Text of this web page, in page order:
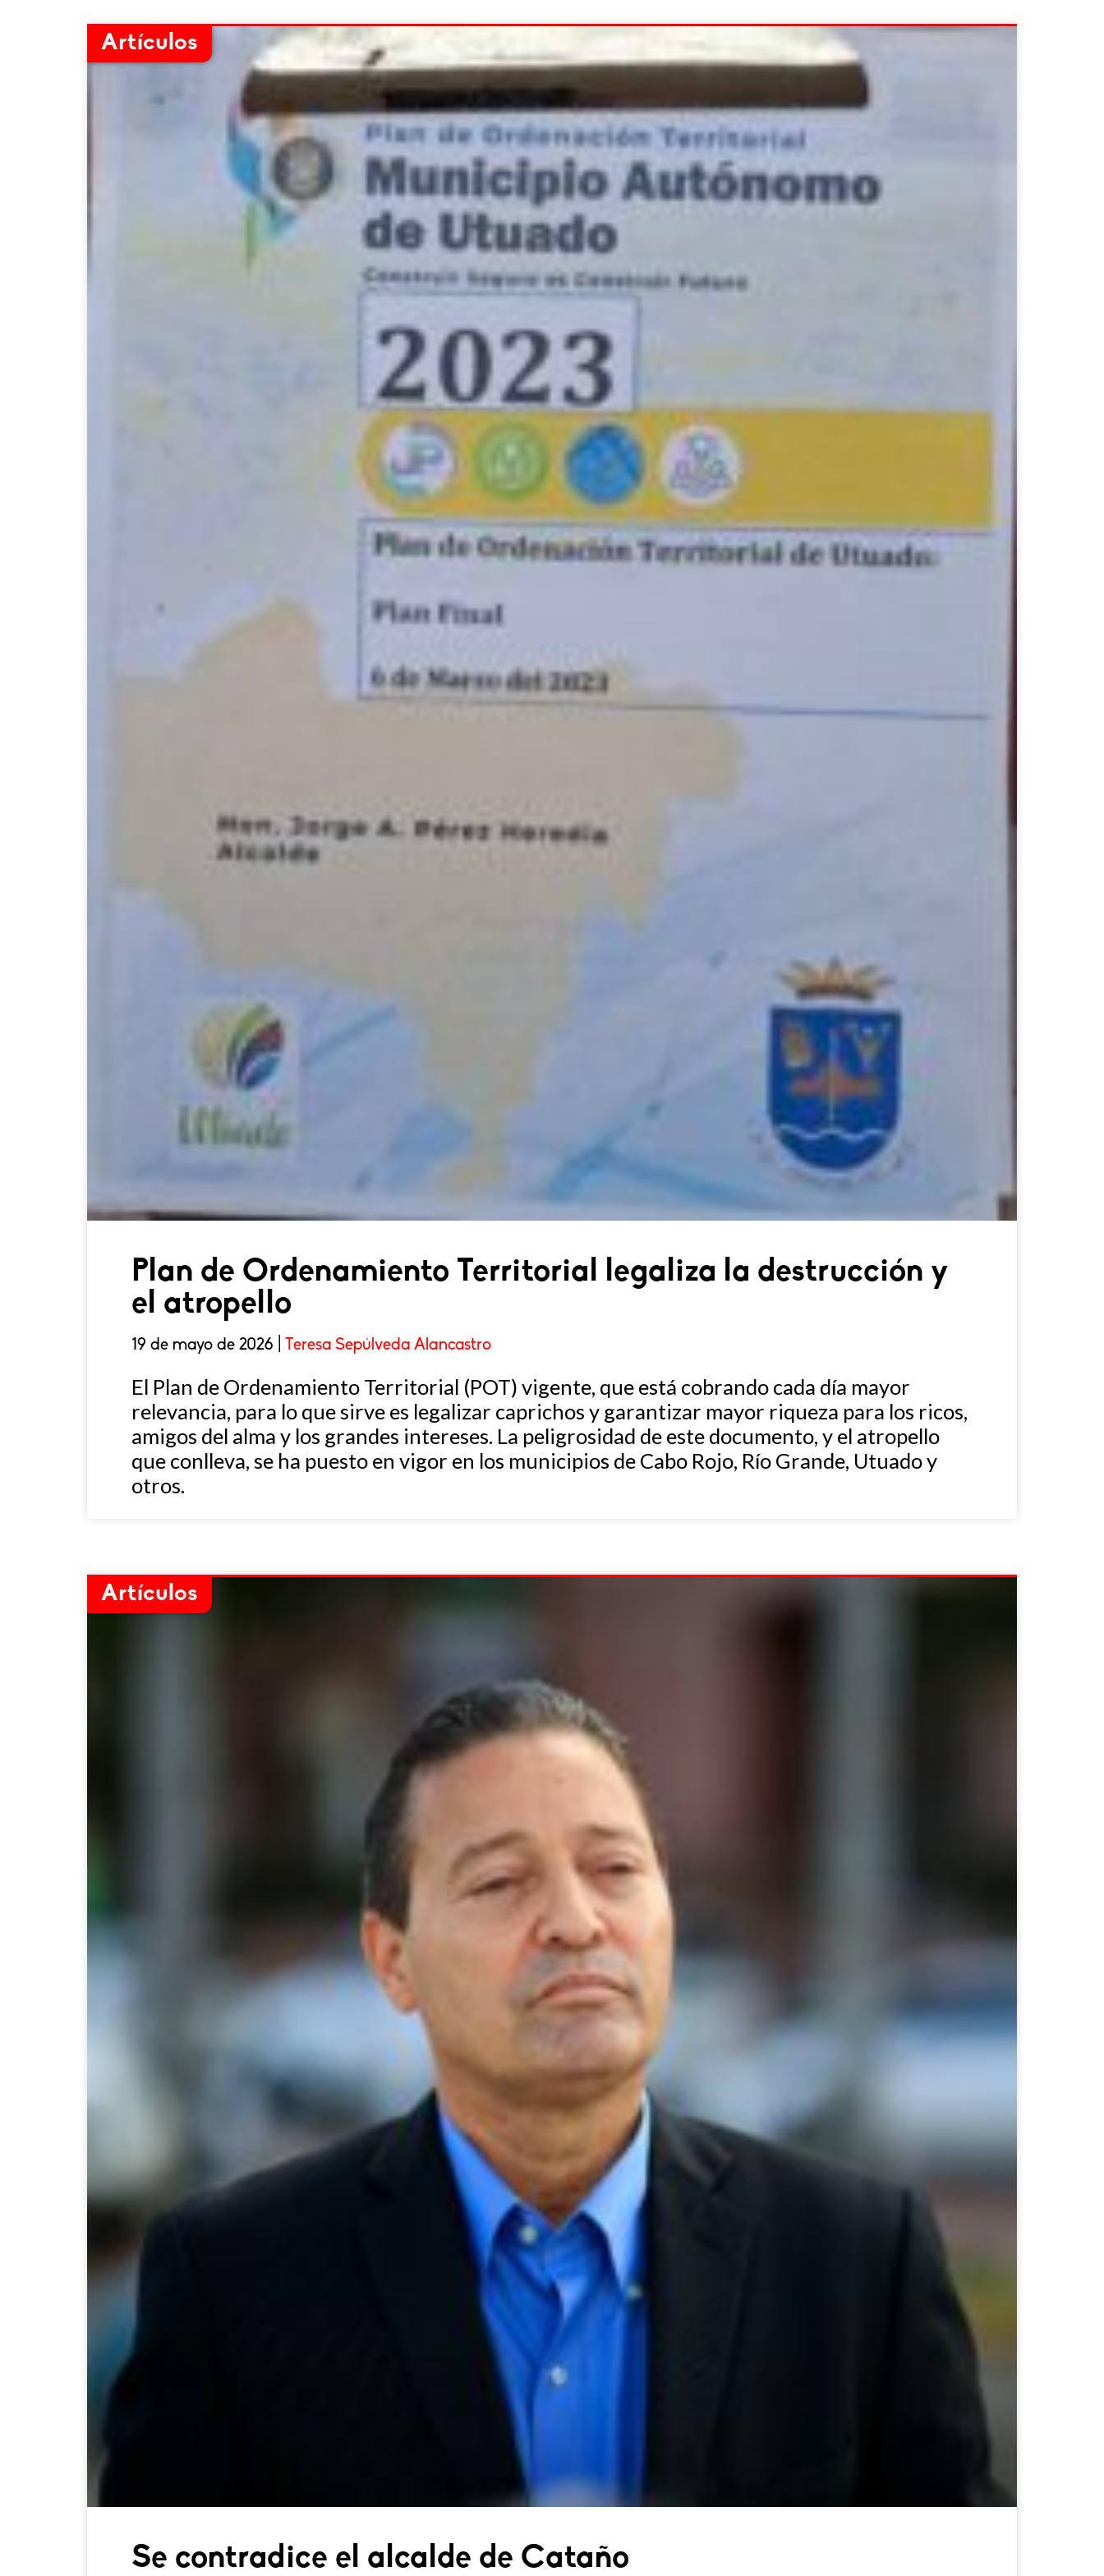
Artículos
Plan de Ordenamiento Territorial legaliza la destrucción y
el atropello
19 de mayo de 2026 | Teresa Sepúlveda Alancastro
El Plan de Ordenamiento Territorial (POT) vigente, que está cobrando cada día mayor
relevancia, para lo que sirve es legalizar caprichos y garantizar mayor riqueza para los ricos,
amigos del alma y los grandes intereses. La peligrosidad de este documento, y el atropello
que conlleva, se ha puesto en vigor en los municipios de Cabo Rojo, Río Grande, Utuado y
otros.
Artículos
Se contradice el alcalde de Cataño